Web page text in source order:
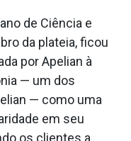
de Ciência e
da plateia, ficou
por Apelian à
— um dos
— como uma
em seu
os clientes a